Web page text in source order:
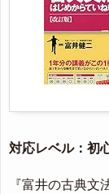
対応レベル：初
『富井の古典